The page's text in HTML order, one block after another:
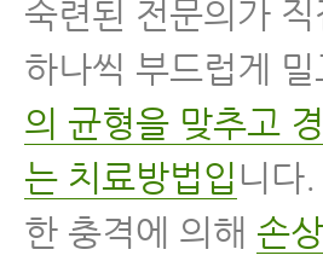
숙련된 전문의가
하나씩 부드럽게 밀
의 균형을 맞추고
는 치료방법입 니다
한 충격에 의해 손